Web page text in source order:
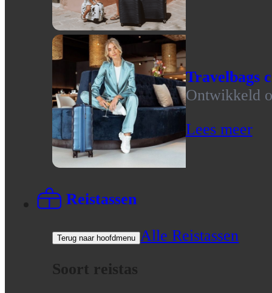
Travelbags
Ontwikkeld
Lees meer
Reistassen
Terug naar hoofdmenu
Alle Reistassen
Soort reistas